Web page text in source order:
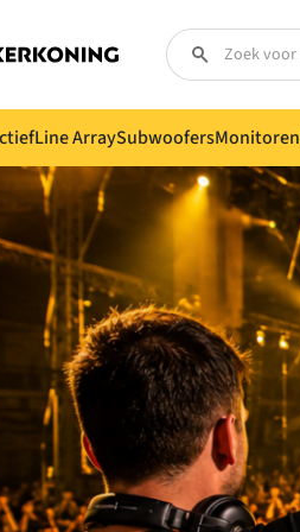
Line ArraySubwoofersMonitoren